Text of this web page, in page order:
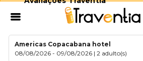
Americas Copacabana hotel
08/08/2026 - 09/08/2026 |2 adulto(s)